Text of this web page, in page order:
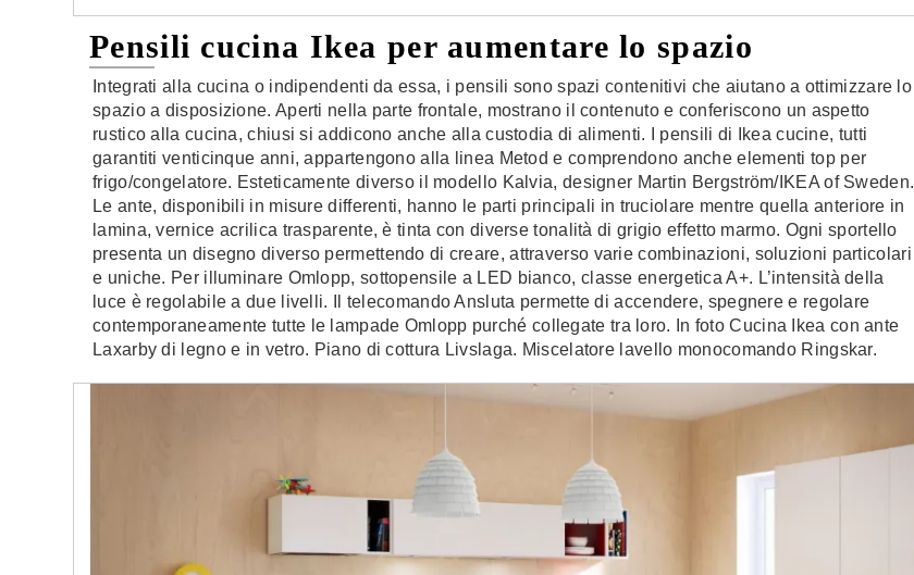
Pensili cucina Ikea per aumentare lo spazio
Integrati alla cucina o indipendenti da essa, i pensili sono spazi contenitivi che aiutano a ottimizzare lo
spazio a disposizione. Aperti nella parte frontale, mostrano il contenuto e conferiscono un aspetto
rustico alla cucina, chiusi si addicono anche alla custodia di alimenti. I pensili di Ikea cucine, tutti
garantiti venticinque anni, appartengono alla linea Metod e comprendono anche elementi top per
frigo/congelatore. Esteticamente diverso il modello Kalvia, designer Martin Bergström/IKEA of Sweden.
Le ante, disponibili in misure differenti, hanno le parti principali in truciolare mentre quella anteriore in
lamina, vernice acrilica trasparente, è tinta con diverse tonalità di grigio effetto marmo. Ogni sportello
presenta un disegno diverso permettendo di creare, attraverso varie combinazioni, soluzioni particolari
e uniche. Per illuminare Omlopp, sottopensile a LED bianco, classe energetica A+. L’intensità della
luce è regolabile a due livelli. Il telecomando Ansluta permette di accendere, spegnere e regolare
contemporaneamente tutte le lampade Omlopp purché collegate tra loro. In foto Cucina Ikea con ante
Laxarby di legno e in vetro. Piano di cottura Livslaga. Miscelatore lavello monocomando Ringskar.